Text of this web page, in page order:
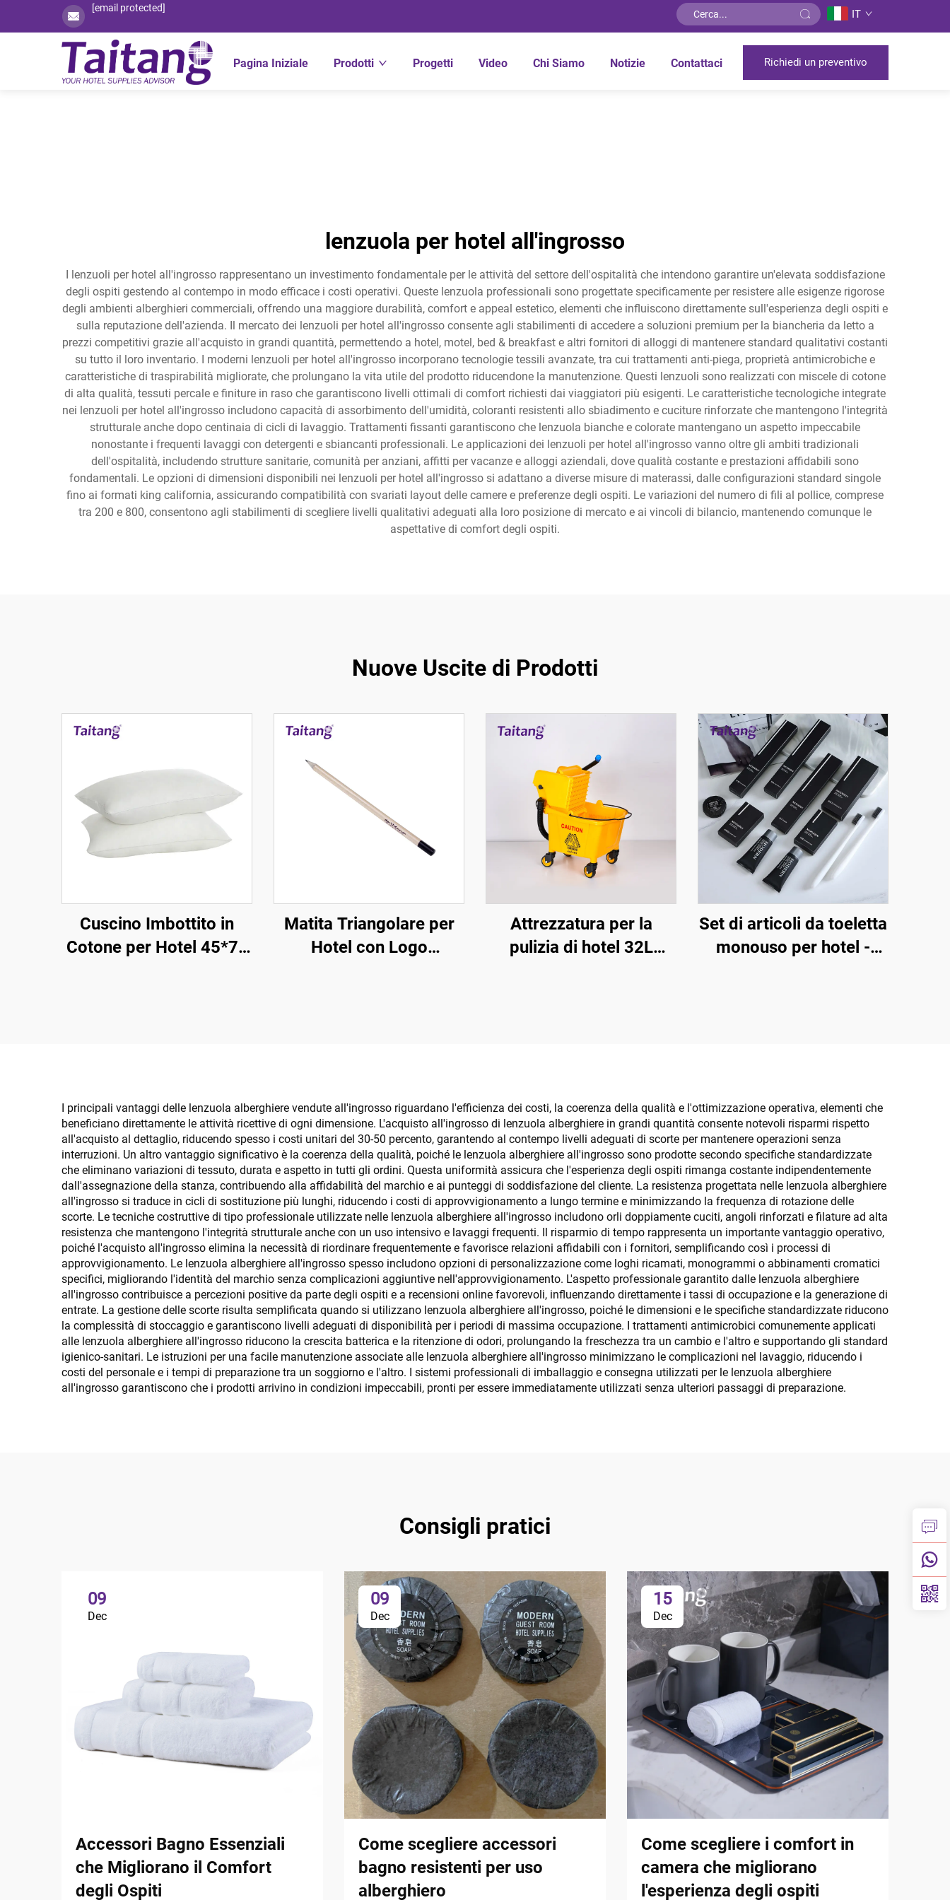
[email protected] IT
Pagina Iniziale Prodotti Progetti Video Chi Siamo Notizie Contattaci Richiedi un preventivo
lenzuola per hotel all'ingrosso
I lenzuoli per hotel all'ingrosso rappresentano un investimento fondamentale per le attività del settore dell'ospitalità che intendono garantire un'elevata soddisfazione
degli ospiti gestendo al contempo in modo efficace i costi operativi. Queste lenzuola professionali sono progettate specificamente per resistere alle esigenze rigorose
degli ambienti alberghieri commerciali, offrendo una maggiore durabilità, comfort e appeal estetico, elementi che influiscono direttamente sull'esperienza degli ospiti e
sulla reputazione dell'azienda. Il mercato dei lenzuoli per hotel all'ingrosso consente agli stabilimenti di accedere a soluzioni premium per la biancheria da letto a
prezzi competitivi grazie all'acquisto in grandi quantità, permettendo a hotel, motel, bed & breakfast e altri fornitori di alloggi di mantenere standard qualitativi costanti
su tutto il loro inventario. I moderni lenzuoli per hotel all'ingrosso incorporano tecnologie tessili avanzate, tra cui trattamenti anti-piega, proprietà antimicrobiche e
caratteristiche di traspirabilità migliorate, che prolungano la vita utile del prodotto riducendone la manutenzione. Questi lenzuoli sono realizzati con miscele di cotone
di alta qualità, tessuti percale e finiture in raso che garantiscono livelli ottimali di comfort richiesti dai viaggiatori più esigenti. Le caratteristiche tecnologiche integrate
nei lenzuoli per hotel all'ingrosso includono capacità di assorbimento dell'umidità, coloranti resistenti allo sbiadimento e cuciture rinforzate che mantengono l'integrità
strutturale anche dopo centinaia di cicli di lavaggio. Trattamenti fissanti garantiscono che lenzuola bianche e colorate mantengano un aspetto impeccabile
nonostante i frequenti lavaggi con detergenti e sbiancanti professionali. Le applicazioni dei lenzuoli per hotel all'ingrosso vanno oltre gli ambiti tradizionali
dell'ospitalità, includendo strutture sanitarie, comunità per anziani, affitti per vacanze e alloggi aziendali, dove qualità costante e prestazioni affidabili sono
fondamentali. Le opzioni di dimensioni disponibili nei lenzuoli per hotel all'ingrosso si adattano a diverse misure di materassi, dalle configurazioni standard singole
fino ai formati king california, assicurando compatibilità con svariati layout delle camere e preferenze degli ospiti. Le variazioni del numero di fili al pollice, comprese
tra 200 e 800, consentono agli stabilimenti di scegliere livelli qualitativi adeguati alla loro posizione di mercato e ai vincoli di bilancio, mantenendo comunque le
aspettative di comfort degli ospiti.
Nuove Uscite di Prodotti
Cuscino Imbottito in
Cotone per Hotel 45*75
Matita Triangolare per
Hotel con Logo
Attrezzatura per la
pulizia di hotel 32L
Set di articoli da toeletta
monouso per hotel -
I principali vantaggi delle lenzuola alberghiere vendute all'ingrosso riguardano l'efficienza dei costi, la coerenza della qualità e l'ottimizzazione operativa, elementi che
beneficiano direttamente le attività ricettive di ogni dimensione. L'acquisto all'ingrosso di lenzuola alberghiere in grandi quantità consente notevoli risparmi rispetto
all'acquisto al dettaglio, riducendo spesso i costi unitari del 30-50 percento, garantendo al contempo livelli adeguati di scorte per mantenere operazioni senza
interruzioni. Un altro vantaggio significativo è la coerenza della qualità, poiché le lenzuola alberghiere all'ingrosso sono prodotte secondo specifiche standardizzate
che eliminano variazioni di tessuto, durata e aspetto in tutti gli ordini. Questa uniformità assicura che l'esperienza degli ospiti rimanga costante indipendentemente
dall'assegnazione della stanza, contribuendo alla affidabilità del marchio e ai punteggi di soddisfazione del cliente. La resistenza progettata nelle lenzuola alberghiere
all'ingrosso si traduce in cicli di sostituzione più lunghi, riducendo i costi di approvvigionamento a lungo termine e minimizzando la frequenza di rotazione delle
scorte. Le tecniche costruttive di tipo professionale utilizzate nelle lenzuola alberghiere all'ingrosso includono orli doppiamente cuciti, angoli rinforzati e filature ad alta
resistenza che mantengono l'integrità strutturale anche con un uso intensivo e lavaggi frequenti. Il risparmio di tempo rappresenta un importante vantaggio operativo,
poiché l'acquisto all'ingrosso elimina la necessità di riordinare frequentemente e favorisce relazioni affidabili con i fornitori, semplificando così i processi di
approvvigionamento. Le lenzuola alberghiere all'ingrosso spesso includono opzioni di personalizzazione come loghi ricamati, monogrammi o abbinamenti cromatici
specifici, migliorando l'identità del marchio senza complicazioni aggiuntive nell'approvvigionamento. L'aspetto professionale garantito dalle lenzuola alberghiere
all'ingrosso contribuisce a percezioni positive da parte degli ospiti e a recensioni online favorevoli, influenzando direttamente i tassi di occupazione e la generazione di
entrate. La gestione delle scorte risulta semplificata quando si utilizzano lenzuola alberghiere all'ingrosso, poiché le dimensioni e le specifiche standardizzate riducono
la complessità di stoccaggio e garantiscono livelli adeguati di disponibilità per i periodi di massima occupazione. I trattamenti antimicrobici comunemente applicati
alle lenzuola alberghiere all'ingrosso riducono la crescita batterica e la ritenzione di odori, prolungando la freschezza tra un cambio e l'altro e supportando gli standard
igienico-sanitari. Le istruzioni per una facile manutenzione associate alle lenzuola alberghiere all'ingrosso minimizzano le complicazioni nel lavaggio, riducendo i
costi del personale e i tempi di preparazione tra un soggiorno e l'altro. I sistemi professionali di imballaggio e consegna utilizzati per le lenzuola alberghiere
all'ingrosso garantiscono che i prodotti arrivino in condizioni impeccabili, pronti per essere immediatamente utilizzati senza ulteriori passaggi di preparazione.
Consigli pratici
09
Dec
Accessori Bagno Essenziali
che Migliorano il Comfort
degli Ospiti
09
Dec
Come scegliere accessori
bagno resistenti per uso
alberghiero
15
Dec
Come scegliere i comfort in
camera che migliorano
l'esperienza degli ospiti